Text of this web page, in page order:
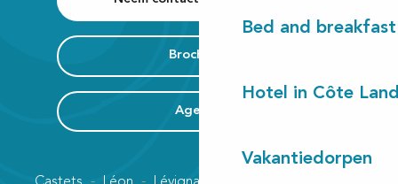
Bed and breakfast
Hotel in Côte
Vakantiedorpen
Brochures
Agenda